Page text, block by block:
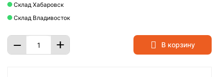
Склад Хабаровск
Склад Владивосток
+
− В корзину